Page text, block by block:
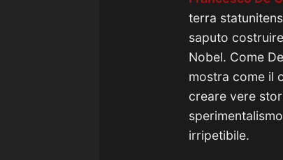
terra
saputo
Nobel. Come
mostra come il
creare vere
irripetibile.